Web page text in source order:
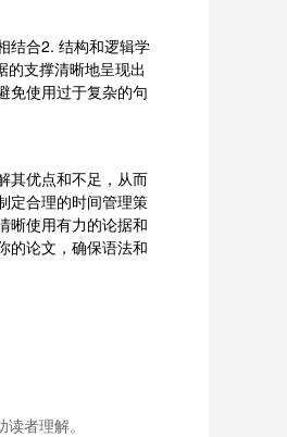
结合2. 结构和逻辑学
的支撑清晰地呈现出
免使用过于复杂的句
其优点和不足，从而
定合理的时间管理策
晰使用有力的论据和
的论文，确保语法和
者理解。